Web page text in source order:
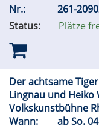
Nr.:
261-
Status:
Plätze
Der achtsame
Lingnau und Heiko
Volkskunstbühne
Wann:
abSo.